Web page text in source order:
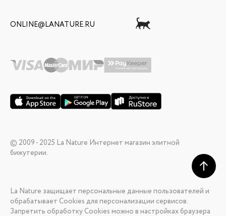
ONLINE@LANATURE.RU
© 2009 - 2025 La Nature Интернет магазин элитной
бижутерии.
La Nature защищает персональные данные пользователей и
обрабатывает Cookies для персонализации сервисов.
Запретить обработку Cookies можно в настройках браузера